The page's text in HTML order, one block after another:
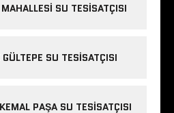
SU TESISATÇISI
SU TESISATÇISI
PAŞA SU TESISATÇISI